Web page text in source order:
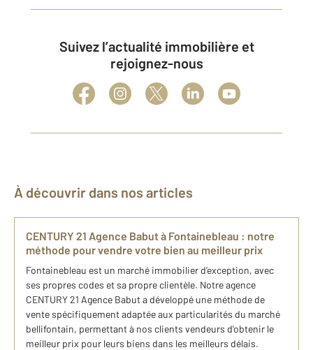
Suivez l’actualité immobilière et
rejoignez-nous
À découvrir dans nos articles
CENTURY 21 Agence Babut à Fontainebleau : notre
méthode pour vendre votre bien au meilleur prix
Fontainebleau est un marché immobilier d'exception, avec
ses propres codes et sa propre clientèle. Notre agence
CENTURY 21 Agence Babut a développé une méthode de
vente spécifiquement adaptée aux particularités du marché
bellifontain, permettant à nos clients vendeurs d'obtenir le
meilleur prix pour leurs biens dans les meilleurs délais.